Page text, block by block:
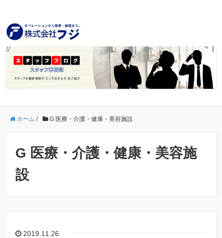
ホーム / G 医療・介護・健康・美容施設
G 医療・介護・健康・美容施
設
2019.11.26